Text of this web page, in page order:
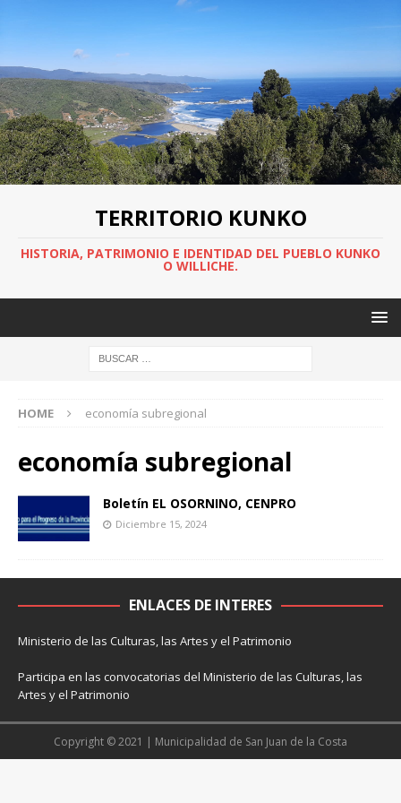
TERRITORIO KUNKO
HISTORIA, PATRIMONIO E IDENTIDAD DEL PUEBLO KUNKO
O WILLICHE.
HOME economía subregional
economía subregional
Boletín EL OSORNINO, CENPRO
Diciembre 15, 2024
ENLACES DE INTERES
Ministerio de las Culturas, las Artes y el Patrimonio
Participa en las convocatorias del Ministerio de las Culturas, las
Artes y el Patrimonio
Copyright © 2021 | Municipalidad de San Juan de la Costa